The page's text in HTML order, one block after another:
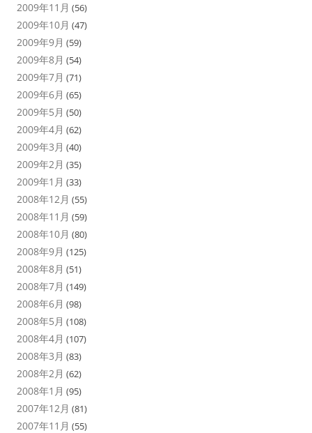
2009年11月 (56)
2009年10月 (47)
2009年9月 (59)
2009年8月 (54)
2009年7月 (71)
2009年6月 (65)
2009年5月 (50)
2009年4月 (62)
2009年3月 (40)
2009年2月 (35)
2009年1月 (33)
2008年12月 (55)
2008年11月 (59)
2008年10月 (80)
2008年9月 (125)
2008年8月 (51)
2008年7月 (149)
2008年6月 (98)
2008年5月 (108)
2008年4月 (107)
2008年3月 (83)
2008年2月 (62)
2008年1月 (95)
2007年12月 (81)
2007年11月 (55)